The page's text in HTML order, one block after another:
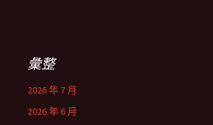
彙整
2026 年 7 月
2026 年 6 月